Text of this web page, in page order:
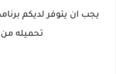
يجب ان يتوفر لديكم
تحميله من